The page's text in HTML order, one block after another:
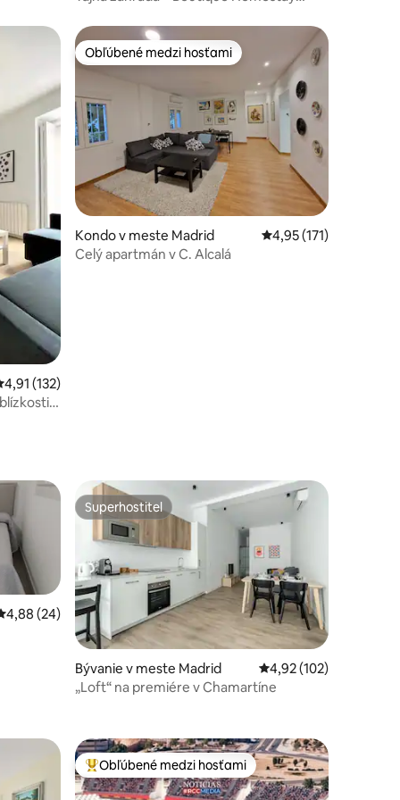
239
ohodnotenie 4,91 z 5, počet hodnotení: 132
4,91 (132)
Obľúbené medzi hosťami
Obľúbené medzi hosťami
Kondo v meste Madrid Priemerné
4,95 (171)
Celý apartmán v C. Alcalá
196
ohodnotenie 4,88 z 5, počet hodnotení: 24
4,88 (24)
Superhostiteľ
Superhostiteľ
Bývanie v meste Madrid Priemerné
4,92 (102)
„Loft“ na premiére v Chamartíne
Najobľúbenejšie medzi hosťami
Obľúbené medzi hosťami